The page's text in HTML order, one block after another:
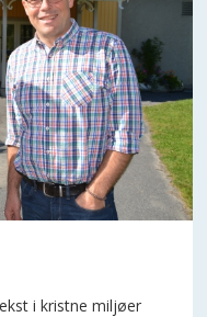
i kristne miljøer